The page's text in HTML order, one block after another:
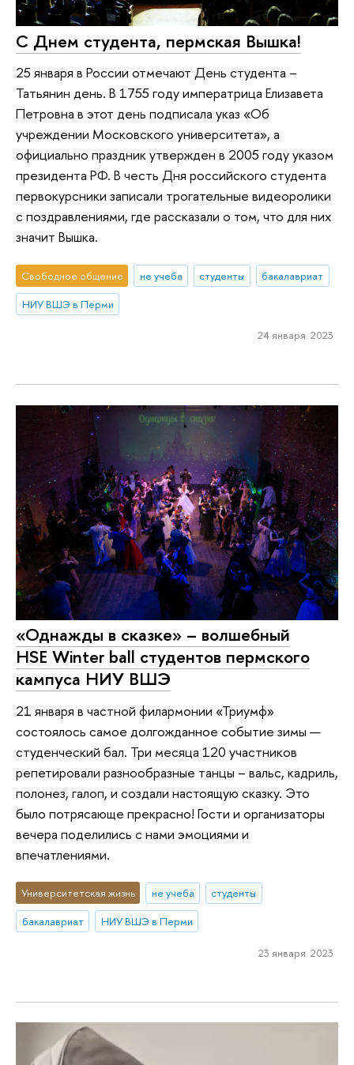
С Днем студента, пермская Вышка!
25 января в России отмечают День студента –
Татьянин день. В 1755 году императрица Елизавета
Петровна в этот день подписала указ «Об
учреждении Московского университета», а
официально праздник утвержден в 2005 году указом
президента РФ. В честь Дня российского студента
первокурсники записали трогательные видеоролики
с поздравлениями, где рассказали о том, что для них
значит Вышка.
Свободное общение не учеба студенты
бакалавриат
НИУ ВШЭ в Перми
24 января 2023
«Однажды в сказке» – волшебный
HSE Winter ball студентов пермского
кампуса НИУ ВШЭ
21 января в частной филармонии «Триумф»
состоялось самое долгожданное событие зимы —
студенческий бал. Три месяца 120 участников
репетировали разнообразные танцы – вальс, кадриль,
полонез, галоп, и создали настоящую сказку. Это
было потрясающе прекрасно! Гости и организаторы
вечера поделились с нами эмоциями и
впечатлениями.
Университетская жизнь не учеба
студенты
бакалавриат
НИУ ВШЭ в Перми
23 января 2023